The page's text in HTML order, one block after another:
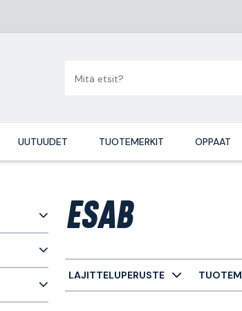
UUTUUDET TUOTEMERKIT OPPAAT
ESAB
LAJITTELUPERUSTE